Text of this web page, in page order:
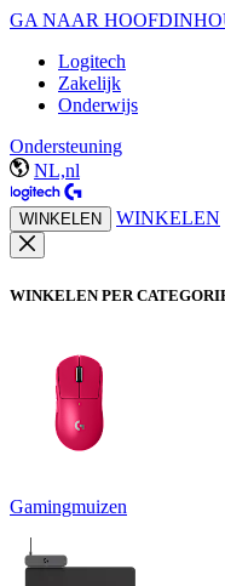
GA NAAR
Logitech
Zakelijk
Onderwijs
Ondersteuning
NL,nl
WINKELEN WINKELEN
WINKELEN PER
Gamingmuizen